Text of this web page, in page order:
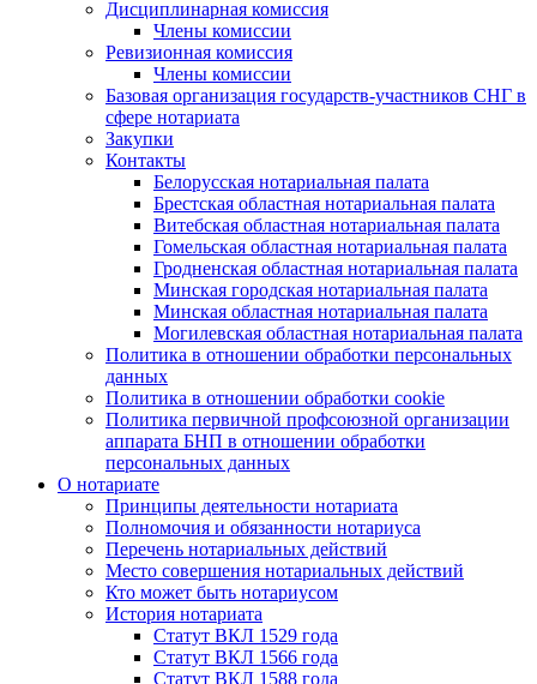
Дисциплинарная комиссия
Члены комиссии
Ревизионная комиссия
Члены комиссии
Базовая организация государств-участников СНГ в
сфере нотариата
Закупки
Контакты
Белорусская нотариальная палата
Брестская областная нотариальная палата
Витебская областная нотариальная палата
Гомельская областная нотариальная палата
Гродненская областная нотариальная палата
Минская городская нотариальная палата
Минская областная нотариальная палата
Могилевская областная нотариальная палата
Политика в отношении обработки персональных
данных
Политика в отношении обработки cookie
Политика первичной профсоюзной организации
аппарата БНП в отношении обработки
персональных данных
О нотариате
Принципы деятельности нотариата
Полномочия и обязанности нотариуса
Перечень нотариальных действий
Место совершения нотариальных действий
Кто может быть нотариусом
История нотариата
Статут ВКЛ 1529 года
Статут ВКЛ 1566 года
Статут ВКЛ 1588 года